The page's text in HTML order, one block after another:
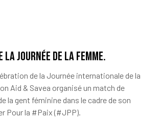
la journée de la femme.
de la Journée internationale de la
Aid & Savea organisé un match de
la gent féminine dans le cadre de son
Pour la #Paix (#JPP).